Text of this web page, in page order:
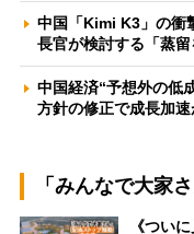
中国「Kimi K3」の衝
長官が検討する「蒸
中国経済“予想外の低
方針の修正で成長加
「みんなで大家
《つい